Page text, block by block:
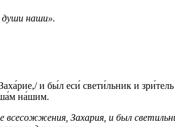
души наши».
и бы́л еси́ свети́льник и зри́тель
на́шим.
Захария, и был